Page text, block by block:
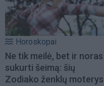
Horoskopai
Ne tik meilė, bet ir noras
sukurti šeimą: šių
Zodiako ženklų moterys